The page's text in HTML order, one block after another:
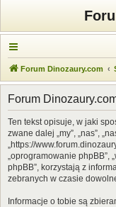
Forum Dinozaury.com
Forum
Ten tekst opisuje, w jaki
zwane dalej „my”, „nas”,
„https://
„oprogramowanie phpBB”,
phpBB”, korzystają z
zebranych w czasie
Informacje o tobie są